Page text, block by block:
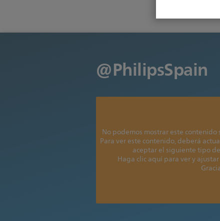
@PhilipsSpain
No podemos mostrar este
Para ver este contenido, deberá
aceptar el siguiente tipo
Haga clic aquí para ver y